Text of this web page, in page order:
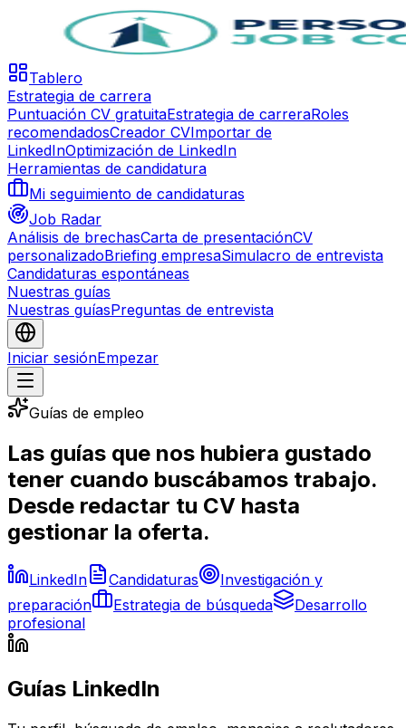
Tablero
Estrategia de carrera
Puntuación CV gratuitaEstrategia de carreraRoles
recomendadosCreador CVImportar de
LinkedInOptimización de LinkedIn
Herramientas de candidatura
Mi seguimiento de candidaturas
Job Radar
Análisis de brechasCarta de presentaciónCV
personalizadoBriefing empresaSimulacro de entrevista
Candidaturas espontáneas
Nuestras guías
Nuestras guíasPreguntas de entrevista
Iniciar sesiónEmpezar
Guías de empleo
Las guías que nos hubiera gustado
tener cuando buscábamos trabajo.
Desde redactar tu CV hasta
gestionar la oferta.
LinkedIn Candidaturas
Investigación y
preparación
Estrategia de búsqueda
Desarrollo
profesional
Guías LinkedIn